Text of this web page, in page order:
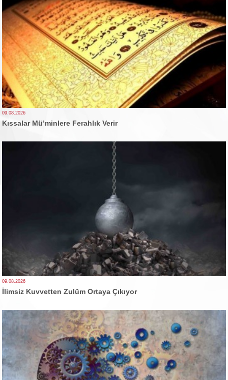
09.08.2026
Kıssalar Mü’minlere Ferahlık Verir
09.08.2026
İlimsiz Kuvvetten Zulüm Ortaya Çıkıyor